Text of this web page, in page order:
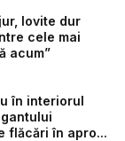
lovite dur
cele mai
acum”
în interiorul
flăcări în apro...